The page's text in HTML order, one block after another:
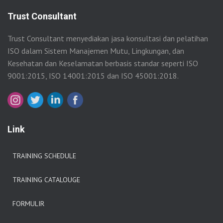
Trust Consultant
Trust Consultant menyediakan jasa konsultasi dan pelatihan
ISO dalam Sistem Manajemen Mutu, Lingkungan, dan
Kesehatan dan Keselamatan berbasis standar seperti ISO
9001:2015, ISO 14001:2015 dan ISO 45001:2018.
Link
TRAINING SCHEDULE
TRAINING CATALOUGE
FORMULIR